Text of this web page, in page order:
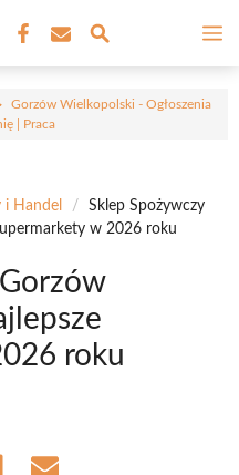
Gorzów Wielkopolski - Ogłoszenia
| Praca
i Handel /
Sklep Spożywczy
w 2026 roku
roku